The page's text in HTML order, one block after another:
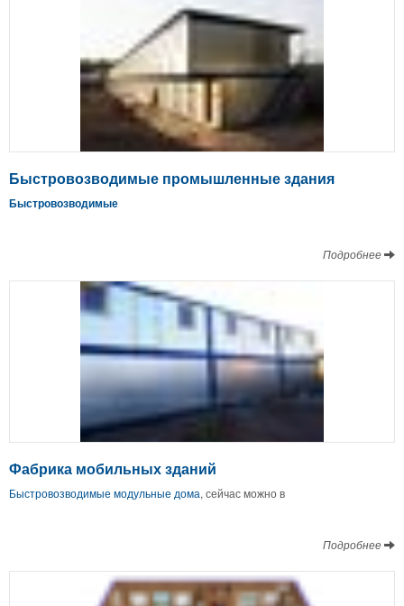
Быстровозводимые промышленные здания
Быстровозводимые
Подробнее
Фабрика мобильных зданий
Быстровозводимые модульные дома, сейчас можно в
Подробнее